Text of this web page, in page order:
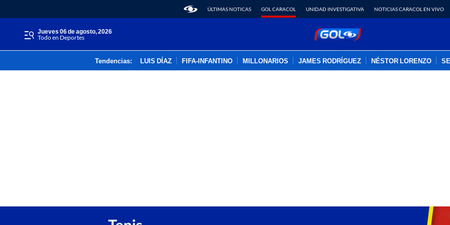
ÚLTIMAS NOTICAS GOL CARACOL UNIDAD INVESTIGATIVA NOTICIAS CARACOL EN VIVO
jueves 06 de agosto, 2026
Todo en Deportes
Tendencias: LUIS DÍAZ FIFA-INFANTINO MILLONARIOS JAMES RODRÍGUEZ NÉSTOR LORENZO